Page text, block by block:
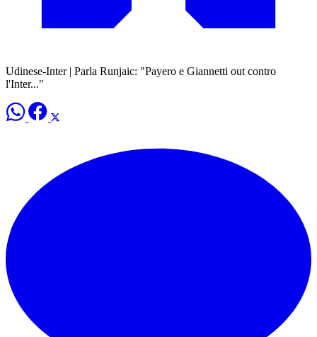
Udinese-Inter | Parla Runjaic: "Payero e Giannetti out contro
l'Inter..."